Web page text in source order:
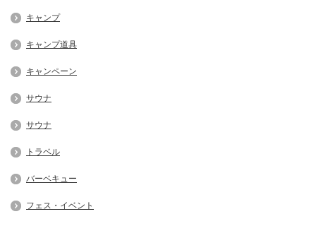
キャンプ
キャンプ道具
キャンペーン
サウナ
サウナ
トラベル
バーベキュー
フェス・イベント